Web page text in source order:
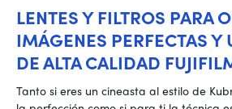
LENTES Y FILTROS PARA
IMÁGENES PERFECTAS Y
DE ALTA CALIDAD
Tanto si eres un cineasta al estilo de